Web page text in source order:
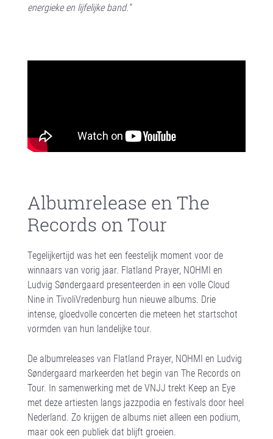
energieke en lijfelijke band.”
Albumrelease en The
Records on Tour
Tegelijkertijd was het een feestelijk moment voor de
winnaars van vorig jaar. Flatland Prayer, NOHMI en
Ludvig Søndergaard presenteerden in een volle Cloud
Nine in TivoliVredenburg hun nieuwe albums. Drie
intense, gloedvolle concerten die meteen het startschot
vormden van hun landelijke tour.
De albumreleases van Flatland Prayer, NOHMI en Ludvig
Søndergaard markeerden het begin van The Records on
Tour. In samenwerking met de VNJJ trekt Keep an Eye
met deze artiesten langs jazzpodia en festivals door heel
Nederland. Zo krijgen de albums niet alleen een podium,
maar ook een publiek dat blijft groeien.